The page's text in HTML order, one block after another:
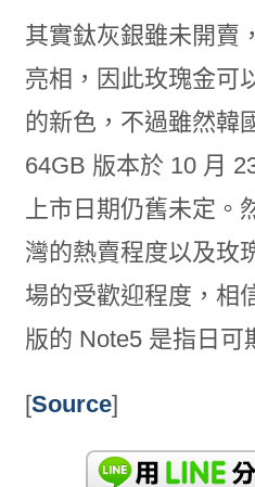
其實鈦灰銀雖未開賣
亮相，因此玫瑰金可
的新色，不過雖然韓
64GB 版本於 10 月
上市日期仍舊未定。
灣的熱賣程度以及玫
場的受歡迎程度，相
版的 Note5 是指日可
[Source]